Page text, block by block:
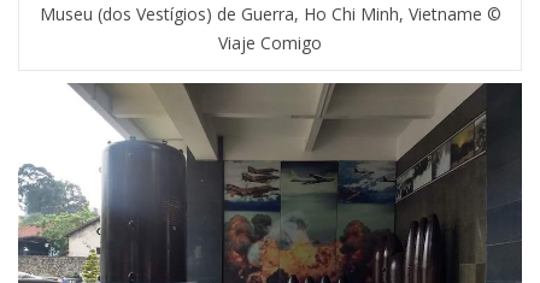
Museu (dos Vestígios) de Guerra, Ho Chi Minh, Vietname ©
Viaje Comigo